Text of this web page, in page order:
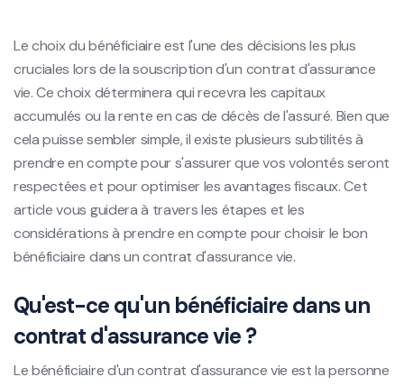
Le choix du bénéficiaire est l'une des décisions les plus
cruciales lors de la souscription d'un contrat d'assurance
vie. Ce choix déterminera qui recevra les capitaux
accumulés ou la rente en cas de décès de l'assuré. Bien que
cela puisse sembler simple, il existe plusieurs subtilités à
prendre en compte pour s'assurer que vos volontés seront
respectées et pour optimiser les avantages fiscaux. Cet
article vous guidera à travers les étapes et les
considérations à prendre en compte pour choisir le bon
bénéficiaire dans un contrat d'assurance vie.
Qu'est-ce qu'un bénéficiaire dans un
contrat d'assurance vie ?
Le bénéficiaire d'un contrat d'assurance vie est la personne